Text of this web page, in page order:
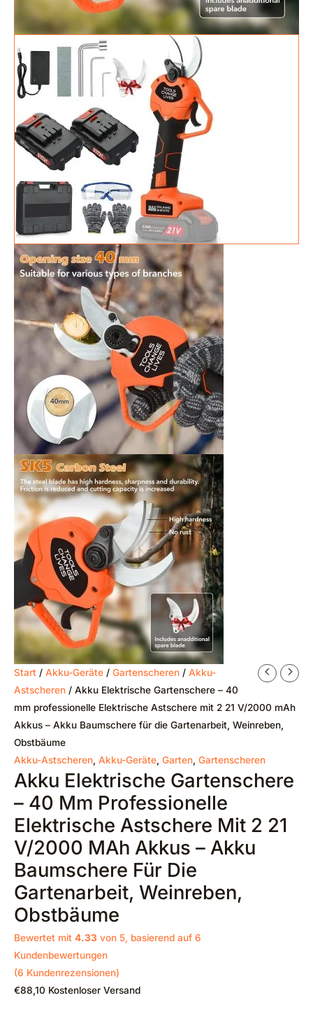
Start / Akku-Geräte / Gartenscheren / Akku-
Astscheren / Akku Elektrische Gartenschere – 40
mm professionelle Elektrische Astschere mit 2 21 V/2000 mAh
Akkus – Akku Baumschere für die Gartenarbeit, Weinreben,
Obstbäume
Akku-Astscheren Akku-Geräte Garten Gartenscheren
Akku Elektrische Gartenschere
– 40 Mm Professionelle
Elektrische Astschere Mit 2 21
V/2000 MAh Akkus – Akku
Baumschere Für Die
Gartenarbeit, Weinreben,
Obstbäume
Bewertet mit 4.33 von 5, basierend auf 6
Kundenbewertungen
(6 Kundenrezensionen)
€88,10 Kostenloser Versand